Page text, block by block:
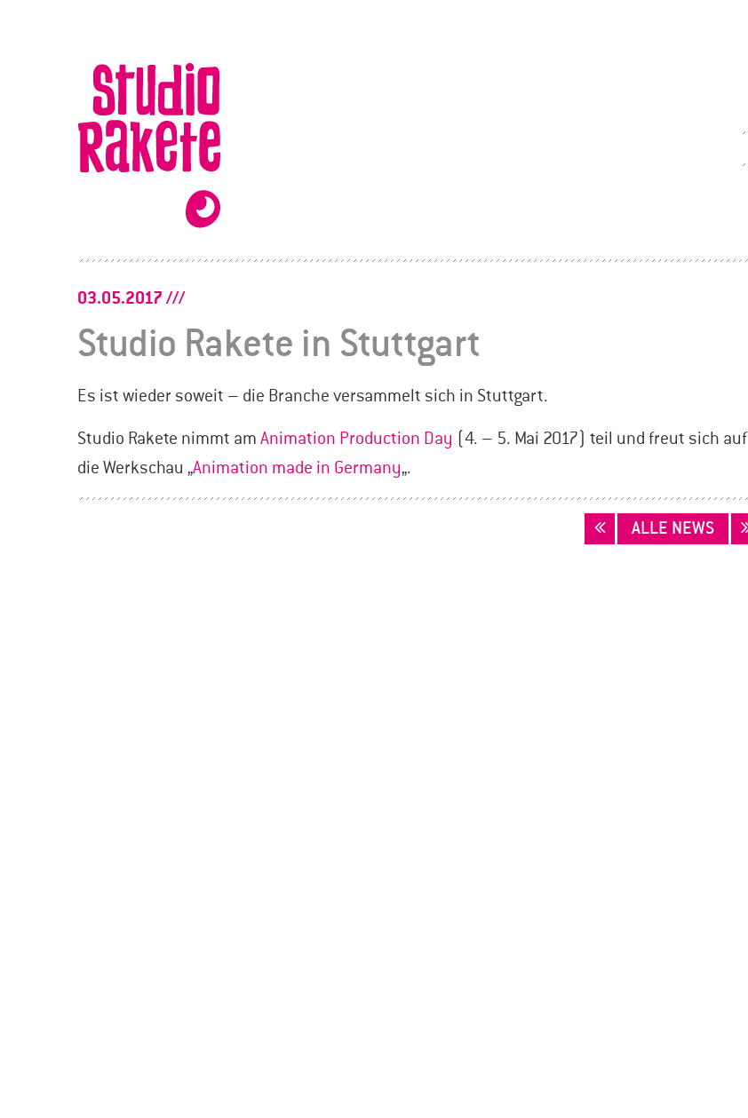
03.05.2017
Studio Rakete in Stuttgart
Es ist wieder soweit – die Branche versammelt sich in Stuttgart.
Studio Rakete nimmt am Animation Production Day (4. – 5. Mai 2017) teil und freut sich auf
die Werkschau „Animation made in Germany„.
ALLE NEWS